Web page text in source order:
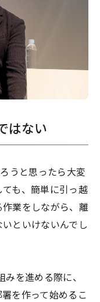
はない
うと思ったら大変
も、簡単に引っ越
業をしながら、離
といけないんでし
を進める際に、
を作って始めるこ